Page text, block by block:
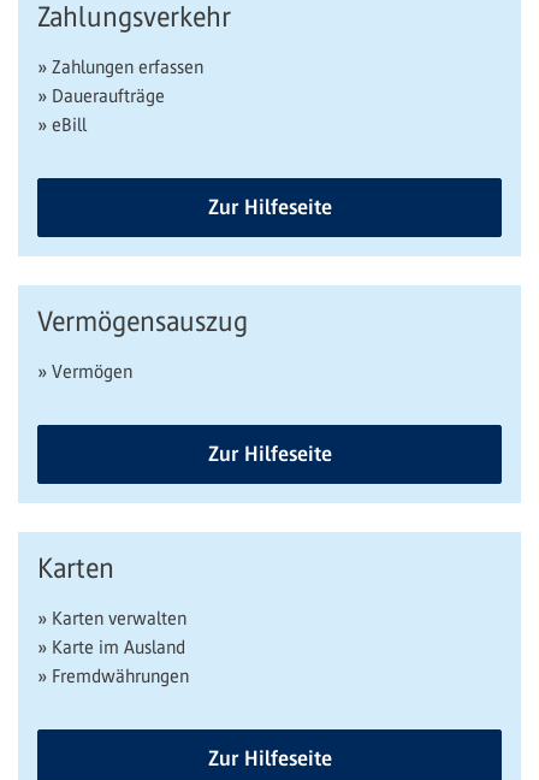
Zahlungsverkehr
» Zahlungen erfassen
» Daueraufträge
» eBill
Zur Hilfeseite
Vermögensauszug
» Vermögen
Zur Hilfeseite
Karten
» Karten verwalten
» Karte im Ausland
» Fremdwährungen
Zur Hilfeseite